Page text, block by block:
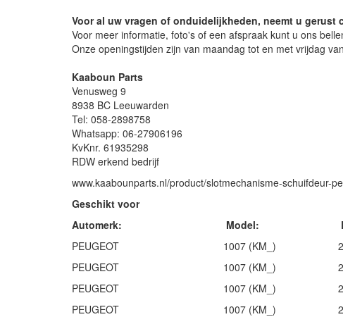
Voor al uw vragen of onduidelijkheden, neemt u gerust
Voor meer informatie, foto's of een afspraak kunt u ons
Onze openingstijden zijn van maandag tot en met vrijdag
Kaaboun Parts
Venusweg 9
8938 BC Leeuwarden
Tel: 058-2898758
Whatsapp: 06-27906196
KvKnr. 61935298
RDW erkend bedrijf
www.kaabounparts.nl/product/slotmechanisme-schuifdeur-
Geschikt voor
Automerk: Model:
PEUGEOT 1007 (KM_)
PEUGEOT 1007 (KM_)
PEUGEOT 1007 (KM_)
PEUGEOT 1007 (KM_)